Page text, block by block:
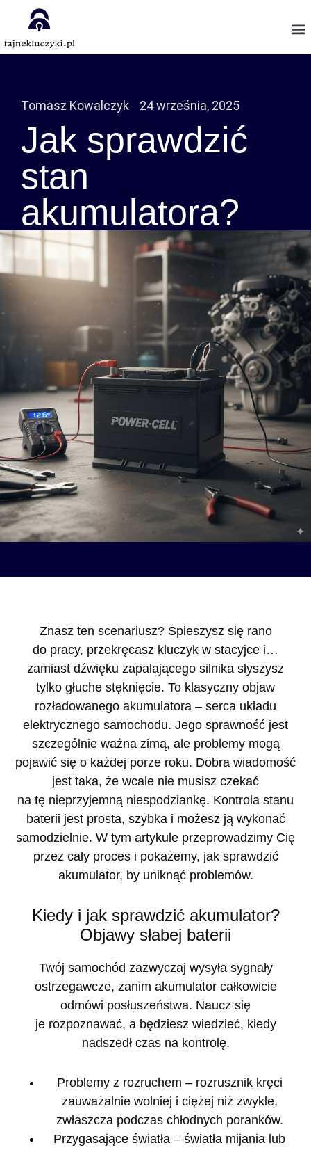
Tomasz Kowalczyk 24 września, 2025
Jak sprawdzić
stan
akumulatora?
Znasz ten scenariusz? Spieszysz się rano
do pracy, przekręcasz kluczyk w stacyjce i…
zamiast dźwięku zapalającego silnika słyszysz
tylko głuche stęknięcie. To klasyczny objaw
rozładowanego akumulatora – serca układu
elektrycznego samochodu. Jego sprawność jest
szczególnie ważna zimą, ale problemy mogą
pojawić się o każdej porze roku. Dobra wiadomość
jest taka, że wcale nie musisz czekać
na tę nieprzyjemną niespodziankę. Kontrola stanu
baterii jest prosta, szybka i możesz ją wykonać
samodzielnie. W tym artykule przeprowadzimy Cię
przez cały proces i pokażemy, jak sprawdzić
akumulator, by uniknąć problemów.
Kiedy i jak sprawdzić akumulator?
Objawy słabej baterii
Twój samochód zazwyczaj wysyła sygnały
ostrzegawcze, zanim akumulator całkowicie
odmówi posłuszeństwa. Naucz się
je rozpoznawać, a będziesz wiedzieć, kiedy
nadszedł czas na kontrolę.
Problemy z rozruchem – rozrusznik kręci
zauważalnie wolniej i ciężej niż zwykle,
zwłaszcza podczas chłodnych poranków.
Przygasające światła – światła mijania lub